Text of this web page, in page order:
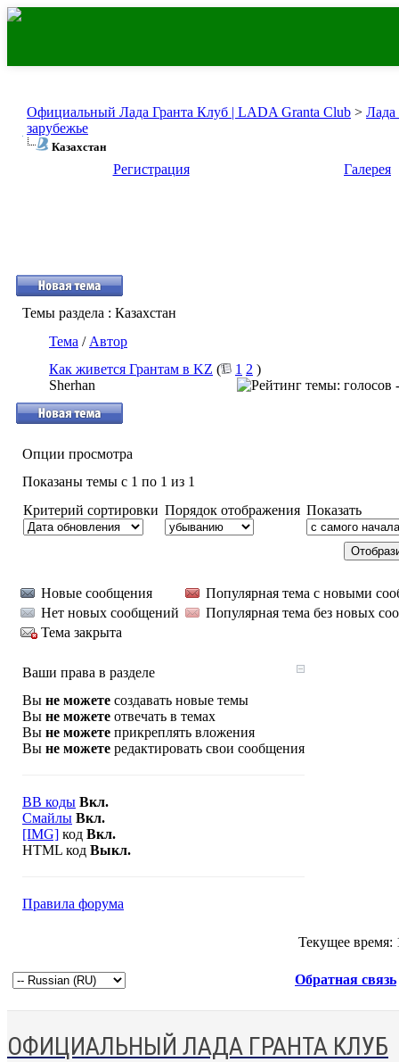
Официальный Лада Гранта Клуб | LADA Granta Club > Лада
зарубежье
Казахстан
Регистрация Галерея
Темы раздела : Казахстан
Тема / Автор
Как живется Грантам в KZ ( 1 2 )
Sherhan
Опции просмотра
Показаны темы с 1 по 1 из 1
Критерий сортировки Порядок отображения Показать
Новые сообщения
Популярная тема с новыми
Нет новых сообщений
Популярная тема без новых
Тема закрыта
Ваши права в разделе
Вы не можете создавать новые темы
Вы не можете отвечать в темах
Вы не можете прикреплять вложения
Вы не можете редактировать свои сообщения
BB коды Вкл.
Смайлы Вкл.
[IMG] код Вкл.
HTML код Выкл.
Правила форума
Текущее время:
Обратная связь
ОФИЦИАЛЬНЫЙ ЛАДА ГРАНТА КЛУБ